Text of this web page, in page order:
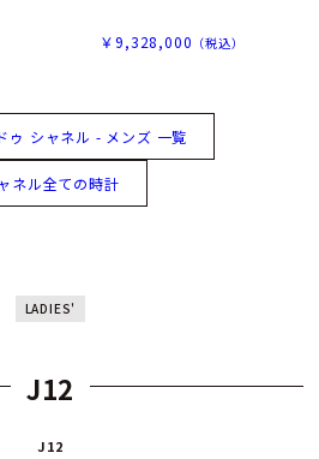
￥9,328,000 （税込）
ゥ シャネル - メンズ 一覧
ネル全ての時計
LADIES'
J12
J12